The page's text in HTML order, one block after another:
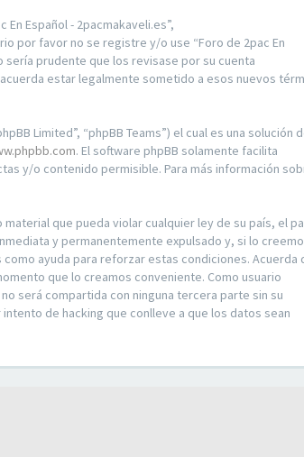
En Español - 2pacmakaveli.es”,
por favor no se registre y/o use “Foro de 2pac En
sería prudente que los revisase por su cuenta
estar legalmente sometido a esos nuevos
Limited”, “phpBB Teams”) el cual es una solución
. El software phpBB solamente facilita
y/o contenido permisible. Para más información
que pueda violar cualquier ley de su país, el
y permanentemente expulsado y, si lo
ayuda para reforzar estas condiciones. Acuerda
que lo creamos conveniente. Como usuario
será compartida con ninguna tercera parte sin su
de hacking que conlleve a que los datos sean